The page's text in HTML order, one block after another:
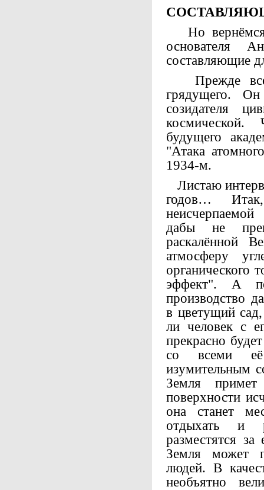
Но
основателя
составляющие
Прежде
грядущего.
созидателя
будущего
"Атака
1934-м.
Листаю
годов…
дабы не
раскалённой
атмосферу
органического
эффект". А
производство
в цветущий
ли человек с
прекрасно
со всеми
изумительным
Земля
поверхности
она станет
отдыхать и
разместятся
Земля может
людей. В
необъятно